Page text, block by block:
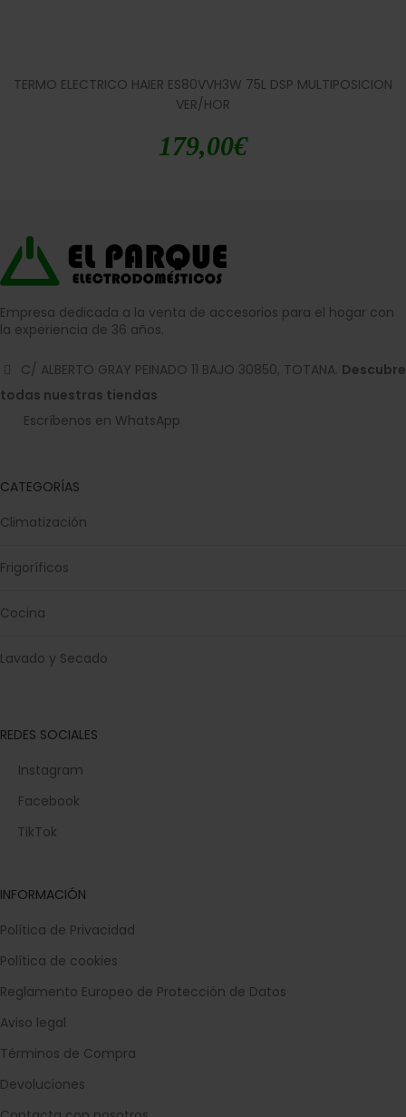
TERMO ELECTRICO HAIER ES80VVH3W 75L DSP MULTIPOSICION
VER/HOR
179,00€
Empresa dedicada a la venta de accesorios para el hogar con
la experiencia de 36 años.
C/ ALBERTO GRAY PEINADO 11 BAJO 30850, TOTANA. Descubre
todas nuestras tiendas
Escríbenos en WhatsApp
CATEGORÍAS
Climatización
Frigoríficos
Cocina
Lavado y Secado
REDES SOCIALES
Instagram
Facebook
TikTok
INFORMACIÓN
Política de Privacidad
Política de cookies
Reglamento Europeo de Protección de Datos
Aviso legal
Términos de Compra
Devoluciones